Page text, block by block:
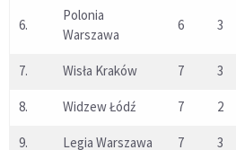
6.
Polonia
Warszawa
6 3
7. Wisła Kraków 7 3
8. Widzew Łódź 7 2
9. Legia Warszawa 7 3